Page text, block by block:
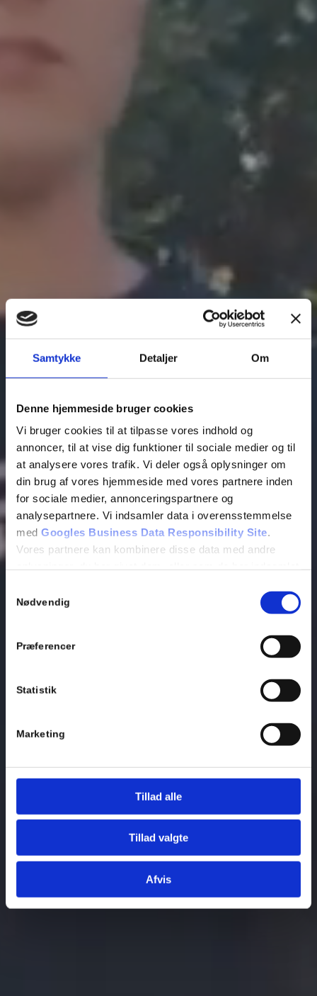
Samtykke Detaljer Om
Denne hjemmeside bruger cookies
Vi bruger cookies til at tilpasse vores indhold og
annoncer, til at vise dig funktioner til sociale medier og til
at analysere vores trafik. Vi deler også oplysninger om
din brug af vores hjemmeside med vores partnere inden
for sociale medier, annonceringspartnere og
analysepartnere. Vi indsamler data i overensstemmelse
med Googles Business Data Responsibility Site.
Vores partnere kan kombinere disse data med andre
Nødvendig
Præferencer
Statistik
Marketing
Tillad alle
Tillad valgte
Afvis
BLIKKENSLAGERNE – JA
Brug os, når du ønsker tryghed, sikkerhed
og godt, veludført VVS-arbejde